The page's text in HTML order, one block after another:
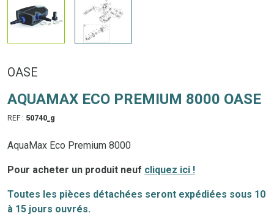
OASE
AQUAMAX ECO PREMIUM 8000 OASE
REF : 50740_g
AquaMax Eco Premium 8000
Pour acheter un produit neuf cliquez ici !
Toutes les pièces détachées seront expédiées sous 10
à 15 jours ouvrés.